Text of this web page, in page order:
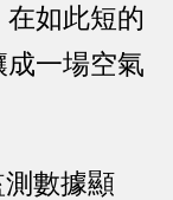
如此短的
一場空氣
數據顯